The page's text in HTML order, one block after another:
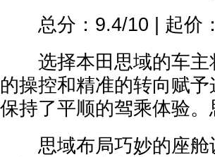
总分：9.4/10 | 起价
选择本田思域的车主
的操控和精准的转向赋
保持了平顺的驾乘体验
思域布局巧妙的座舱